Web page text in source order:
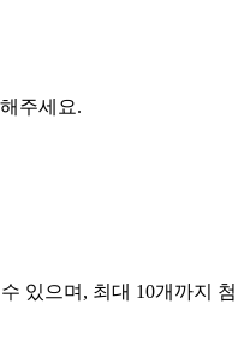
주세요.
있으며, 최대 10개까지 첨